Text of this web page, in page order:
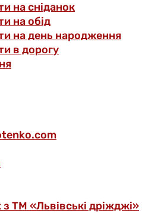
на сніданок
на обід
на день народження
в дорогу
ТМ «Львівські дріжджі»